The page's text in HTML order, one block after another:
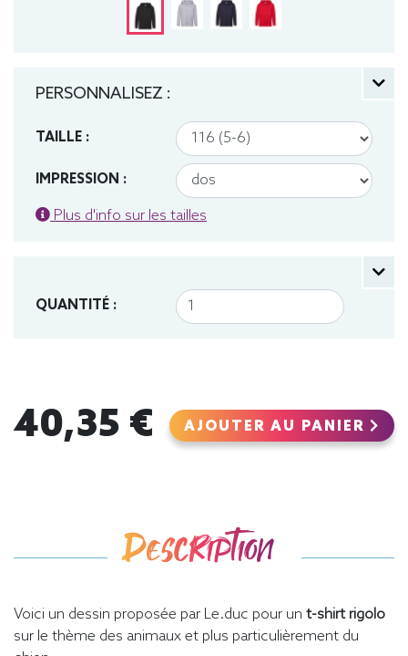
PERSONNALISEZ :
TAILLE :
IMPRESSION :
Plus d'info sur les tailles
QUANTITÉ :
40,35 € AJOUTER AU PANIER
Description
Voici un dessin proposée par Le.duc pour un t-shirt rigolo
sur le thème des animaux et plus particulièrement du